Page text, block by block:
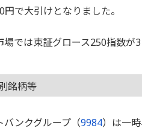
円で大引けとなりました。
場では東証グロース250指数が
銘柄等
バンクグループ（9984）は一